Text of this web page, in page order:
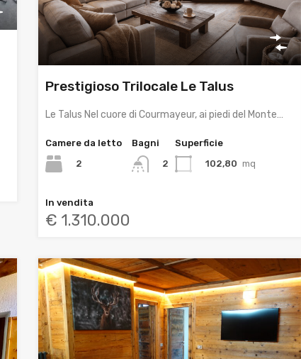
Prestigioso Trilocale Le Talus
Le Talus Nel cuore di Courmayeur, ai piedi del Monte…
Camere da letto
2
Bagni
2
Superficie
102,80 mq
In vendita
€ 1.310.000